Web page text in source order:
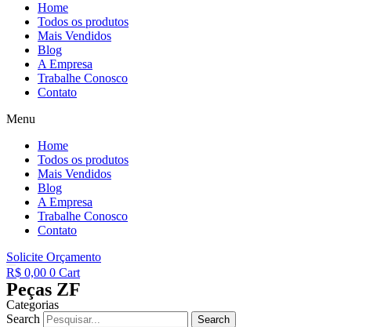
Home
Todos os produtos
Mais Vendidos
Blog
A Empresa
Trabalhe Conosco
Contato
Menu
Home
Todos os produtos
Mais Vendidos
Blog
A Empresa
Trabalhe Conosco
Contato
Solicite Orçamento
R$ 0,00 0 Cart
Peças ZF
Categorias
Search
Search